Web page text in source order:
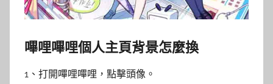
嗶哩嗶哩個人主頁背景怎麼換
1、打開嗶哩嗶哩，點擊頭像。